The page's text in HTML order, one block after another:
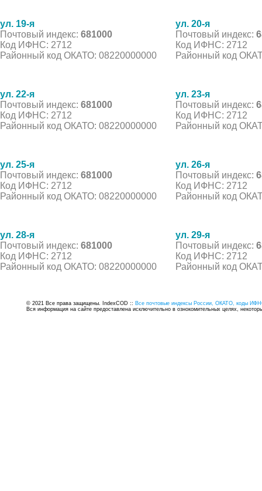
ул. 19-я
Почтовый индекс: 681000
Код ИФНС: 2712
Районный код ОКАТО: 08220000000
ул. 20-я
Почтовый индекс:
Код ИФНС: 2712
Районный код
ул. 22-я
Почтовый индекс: 681000
Код ИФНС: 2712
Районный код ОКАТО: 08220000000
ул. 23-я
Почтовый индекс:
Код ИФНС: 2712
Районный код
ул. 25-я
Почтовый индекс: 681000
Код ИФНС: 2712
Районный код ОКАТО: 08220000000
ул. 26-я
Почтовый индекс:
Код ИФНС: 2712
Районный код
ул. 28-я
Почтовый индекс: 681000
Код ИФНС: 2712
Районный код ОКАТО: 08220000000
ул. 29-я
Почтовый индекс:
Код ИФНС: 2712
Районный код
© 2021 Все права защищены. IndexCOD :: Все почтовые индексы России, ОКАТО, коды
Вся информация на сайте предоставлена исключительно в ознокомительных целях,